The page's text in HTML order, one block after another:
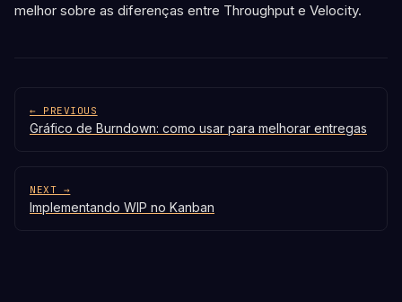
melhor sobre as diferenças entre Throughput e Velocity.
← PREVIOUS
Gráfico de Burndown: como usar para melhorar entregas
NEXT →
Implementando WIP no Kanban